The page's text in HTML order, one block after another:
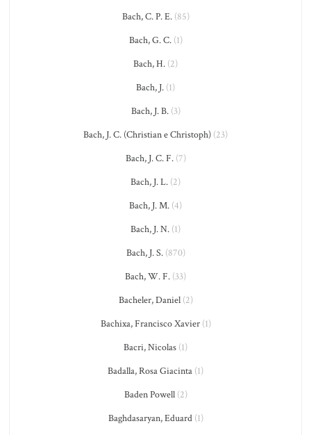
Bach, C. P. E.(85)
Bach, G. C.(1)
Bach, H. (2)
Bach, J. (1)
Bach, J. B.(3)
Bach, J. C. (Christian e Christoph) (23)
Bach, J. C. F.(7)
Bach, J. L. (2)
Bach, J. M. (4)
Bach, J. N. (1)
Bach, J. S.(870)
Bach, W. F. (33)
Bacheler, Daniel(2)
Bachixa, Francisco Xavier(1)
Bacri, Nicolas (1)
Badalla, Rosa Giacinta (1)
Baden Powell(2)
Baghdasaryan, Eduard(1)